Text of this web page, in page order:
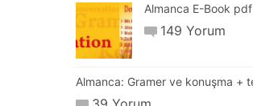
Almanca E-Book
149 Yorum
Almanca: Gramer ve konuşma +